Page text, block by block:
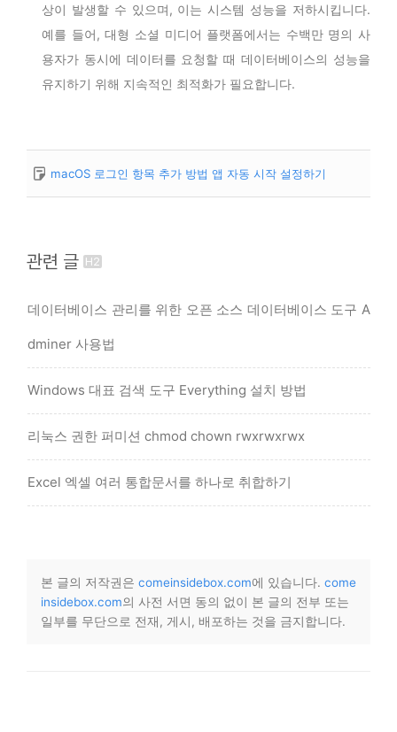
상이 발생할 수 있으며, 이는 시스템 성능을 저하시킵니다.
예를 들어, 대형 소셜 미디어 플랫폼에서는 수백만 명의 사
용자가 동시에 데이터를 요청할 때 데이터베이스의 성능을
유지하기 위해 지속적인 최적화가 필요합니다.
macOS 로그인 항목 추가 방법 앱 자동 시작 설정하기
관련 글
데이터베이스 관리를 위한 오픈 소스 데이터베이스 도구 A
dminer 사용법
Windows 대표 검색 도구 Everything 설치 방법
리눅스 권한 퍼미션 chmod chown rwxrwxrwx
Excel 엑셀 여러 통합문서를 하나로 취합하기
본 글의 저작권은 comeinsidebox.com에 있습니다. come
insidebox.com의 사전 서면 동의 없이 본 글의 전부 또는
일부를 무단으로 전재, 게시, 배포하는 것을 금지합니다.